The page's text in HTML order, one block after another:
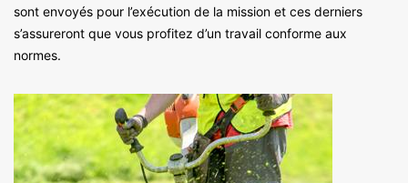
sont envoyés pour l’exécution de la mission et ces derniers
s’assureront que vous profitez d’un travail conforme aux
normes.